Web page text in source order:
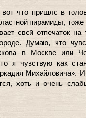
что пришло в
пирамиды, тоже
свой отпечаток на
Думаю, что
в Москве или
я чувствую как
Михайловича».
хоть и очень